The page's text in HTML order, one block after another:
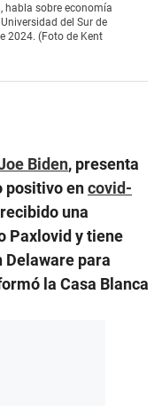
habla sobre economía
del Sur de
2024. (Foto de Kent
Biden, presenta
positivo encovid-
una
Paxlovid y tiene
Delaware para
la Casa Blanca